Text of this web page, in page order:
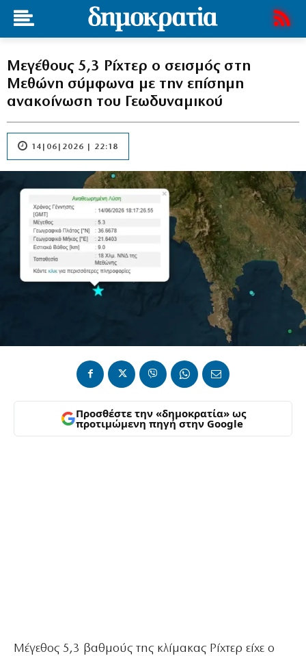
Μεγέθους 5,3 Ρίχτερ ο σεισμός στη
Μεθώνη σύμφωνα με την επίσημη
ανακοίνωση του Γεωδυναμικού
14|06|2026 | 22:18
Προσθέστε την «δημοκρατία» ως
προτιμώμενη πηγή στην Google
Μέγεθος 5,3 βαθμούς της κλίμακας Ρίχτερ είχε ο